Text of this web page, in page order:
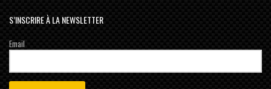
S’INSCRIRE À LA NEWSLETTER
Email